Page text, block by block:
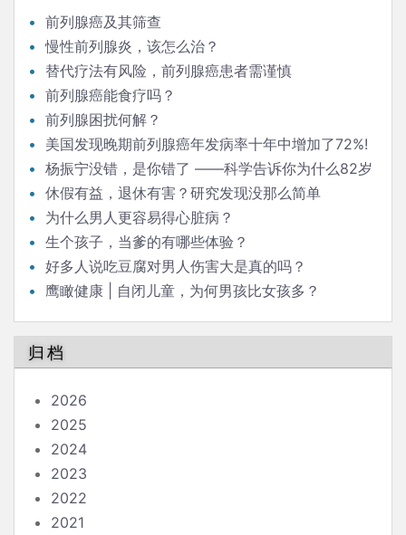
前列腺癌及其筛查
慢性前列腺炎，该怎么治？
替代疗法有风险，前列腺癌患者需谨慎
前列腺癌能食疗吗？
前列腺困扰何解？
美国发现晚期前列腺癌年发病率十年中增加了72%!
杨振宁没错，是你错了 ——科学告诉你为什么82岁
还要结婚
休假有益，退休有害？研究发现没那么简单
为什么男人更容易得心脏病？
生个孩子，当爹的有哪些体验？
好多人说吃豆腐对男人伤害大是真的吗？
鹰瞰健康 | 自闭儿童，为何男孩比女孩多？
归档
2026
2025
2024
2023
2022
2021